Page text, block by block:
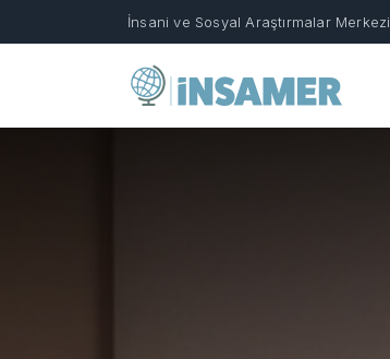
İnsani ve Sosyal Araştırmalar Merkezi